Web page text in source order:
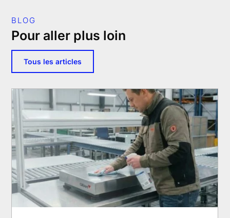
BLOG
Pour aller plus loin
Tous les articles